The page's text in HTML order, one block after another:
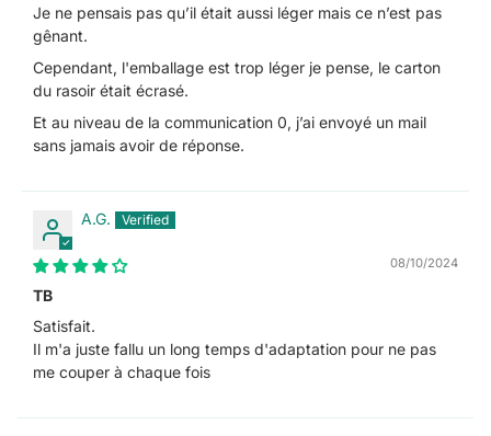
Je ne pensais pas qu’il était aussi léger mais ce n’est pas
gênant.
Cependant, l'emballage est trop léger je pense, le carton
du rasoir était écrasé.
Et au niveau de la communication 0, j’ai envoyé un mail
sans jamais avoir de réponse.
A.G.
08/10/2024
TB
Satisfait.
Il m'a juste fallu un long temps d'adaptation pour ne pas
me couper à chaque fois